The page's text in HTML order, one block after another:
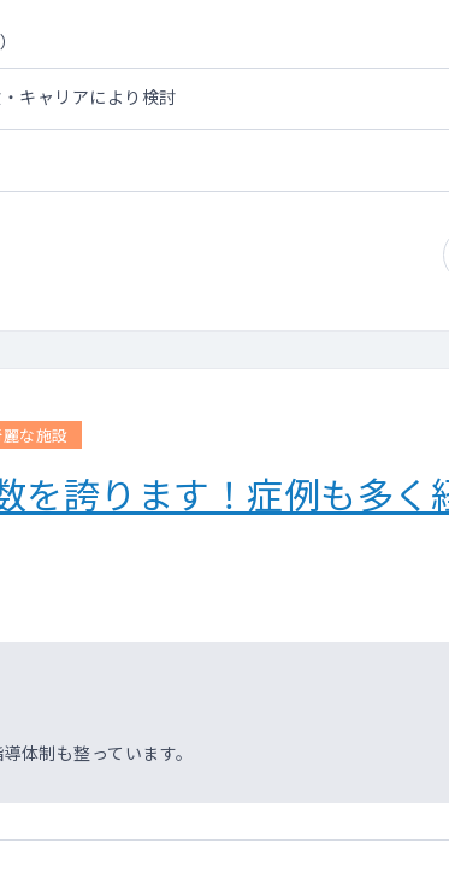
キャリアにより検討
な施設
を誇ります！症例も多
体制も整っています。